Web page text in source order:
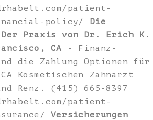
patient-
policy/
Die
Praxis von Dr. Erich K.
CA - Finanz-
die Zahlung Optionen für
Kosmetischen Zahnarzt
Renz. (415) 665-8397
patient-
Versicherungen